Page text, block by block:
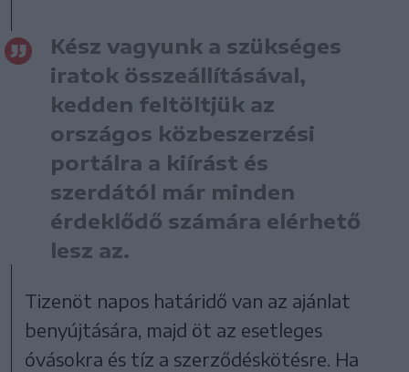
Kész vagyunk a szükséges
iratok összeállításával,
kedden feltöltjük az
országos közbeszerzési
portálra a kiírást és
szerdától már minden
érdeklődő számára elérhető
lesz az.
Tizenöt napos határidő van az ajánlat
benyújtására, majd öt az esetleges
óvásokra és tíz a szerződéskötésre. Ha